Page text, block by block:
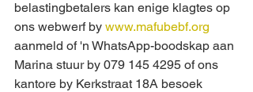
belastingbetalers kan enige klagtes op
ons webwerf by www.mafubebf.org
aanmeld of 'n WhatsApp-boodskap aan
Marina stuur by 079 145 4295 of ons
kantore by Kerkstraat 18A besoek